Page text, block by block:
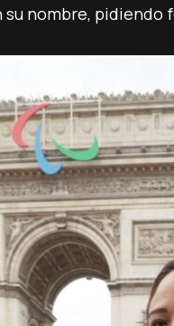
nombre, pidiendo